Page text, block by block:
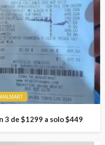
WALMART
de $1299 a solo $449